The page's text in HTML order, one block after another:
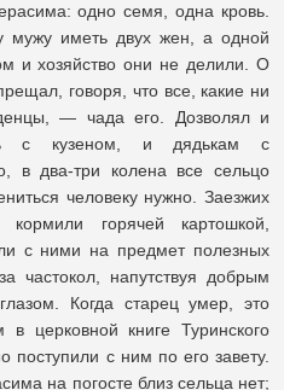
одно семя, одна кровь.
мужу иметь двух жен, а одной
и хозяйство они не делили. О
говоря, что все, какие ни
— чада его. Дозволял и
с кузеном, и дядькам с
в два-три колена все сельцо
человеку нужно. Заезжих
кормили горячей картошкой,
с ними на предмет полезных
частокол, напутствуя добрым
Когда старец умер, это
в церковной книге Туринского
поступили с ним по его завету.
на погосте близ сельца нет;